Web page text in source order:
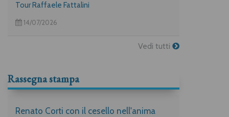
Tour Raffaele Fattalini
14/07/2026
Vedi tutti
Rassegna stampa
Renato Corti con il cesello nell'anima